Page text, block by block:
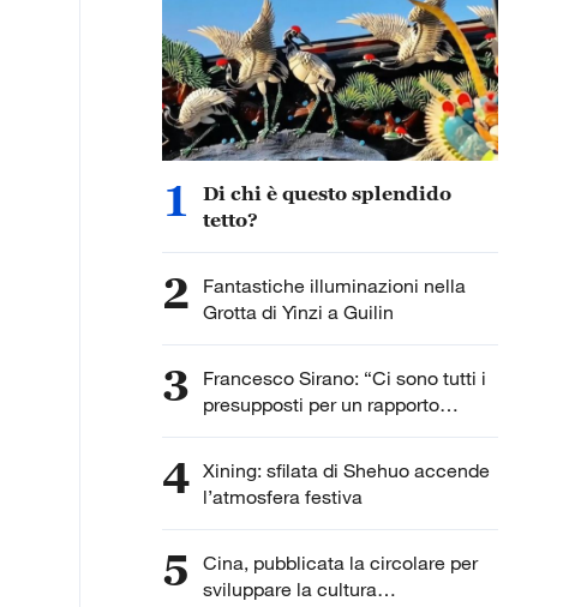
1
Di chi è questo splendido
tetto?
2
Fantastiche illuminazioni nella
Grotta di Yinzi a Guilin
3
Francesco Sirano: “Ci sono tutti i
presupposti per un rapporto
speciale fra la Cina e l'Italia
dati in comune”
4 Xining: sfilata di Shehuo accende
l’atmosfera festiva
5
Cina, pubblicata la circolare per
sviluppare la cultura